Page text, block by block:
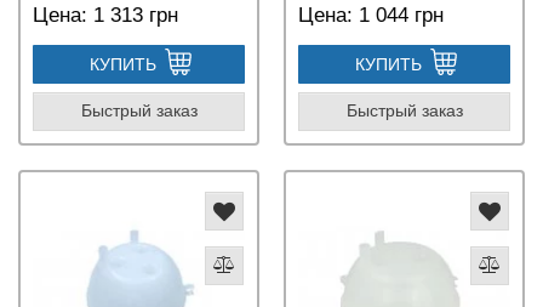
Цена: 1 313 грн
КУПИТЬ
Быстрый заказ
Цена: 1 044 грн
КУПИТЬ
Быстрый заказ